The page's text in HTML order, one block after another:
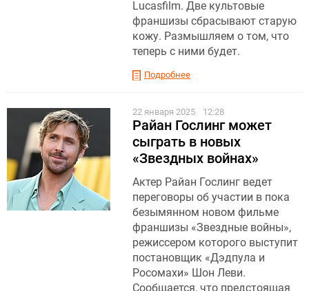
Lucasfilm. Две культовые
франшизы сбрасывают старую
кожу. Размышляем о том, что
теперь с ними будет.
Подробнее
22 января 2025 12:28
Райан Гослинг может
сыграть в новых
«Звездных войнах»
Актер Райан Гослинг ведет
переговоры об участии в пока
безымянном новом фильме
франшизы «Звездные войны»,
режиссером которого выступит
постановщик «Дэдпула и
Росомахи» Шон Леви.
Сообщается, что предстоящая